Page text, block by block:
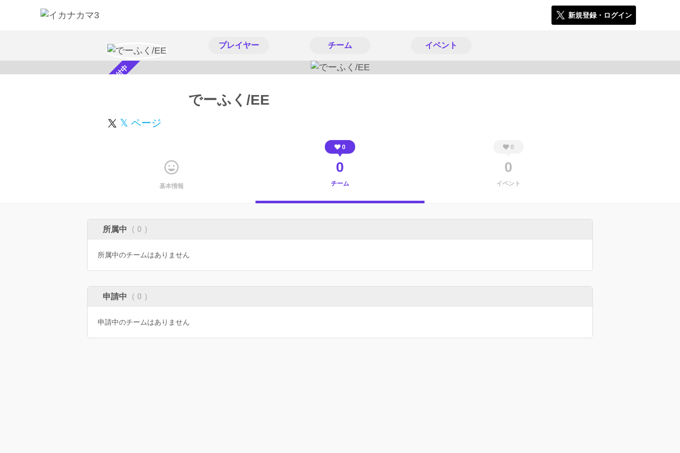
新規登録・ログイン
プレイヤー チーム イベント
スカウト受付中 でーふく/EE
𝕏 ページ
基本情報
0
0
チーム
0
0
イベント
所属中 （ 0 ）
所属中のチームはありません
申請中 （ 0 ）
申請中のチームはありません